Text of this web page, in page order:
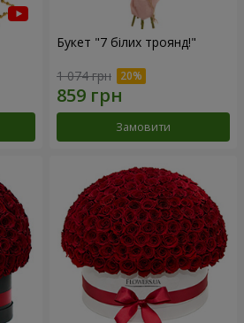
Букет "7 білих троянд!"
1 074 грн
Замовити